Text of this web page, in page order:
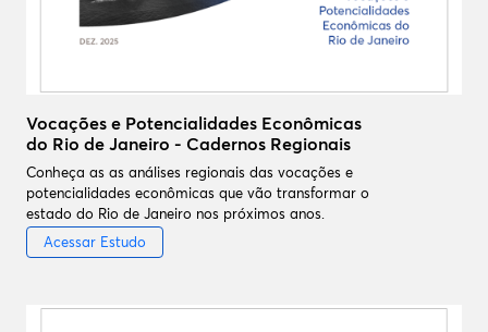
Vocações e Potencialidades Econômicas
do Rio de Janeiro - Cadernos Regionais
Conheça as as análises regionais das vocações e
potencialidades econômicas que vão transformar o
estado do Rio de Janeiro nos próximos anos.
Acessar Estudo